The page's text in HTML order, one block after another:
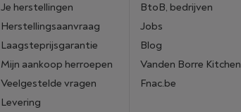
Je herstellingen
Herstellingsaanvraag
Laagsteprijsgarantie
Mijn aankoop herroepen
Veelgestelde vragen
Levering
BtoB, bedrijven
Jobs
Blog
Vanden Borre Kitchen
Fnac.be